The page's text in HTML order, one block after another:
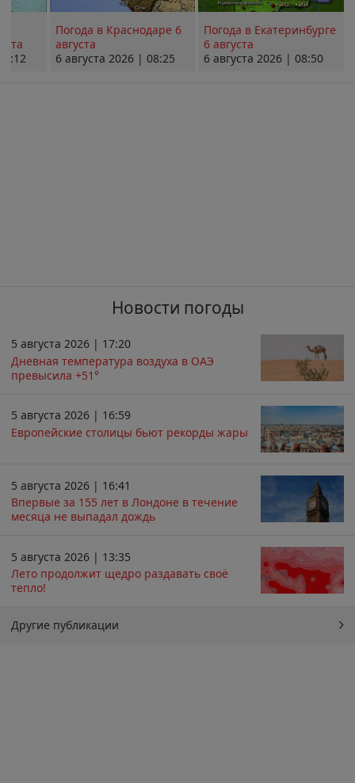
Погода в Краснодаре 6
августа
6 августа 2026 | 08:25
Погода в Екатеринбурге
6 августа
6 августа 2026 | 08:50
Новости погоды
5 августа 2026 | 17:20
Дневная температура воздуха в ОАЭ
превысила +51°
5 августа 2026 | 16:59
Европейские столицы бьют рекорды жары
5 августа 2026 | 16:41
Впервые за 155 лет в Лондоне в течение
месяца не выпадал дождь
5 августа 2026 | 13:35
Лето продолжит щедро раздавать своё
тепло!
Другие публикации